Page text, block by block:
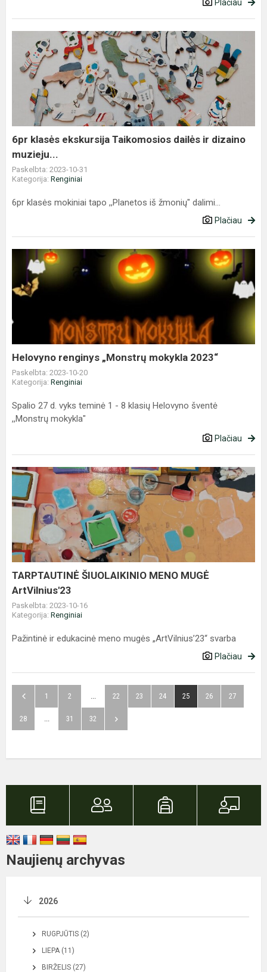
Plačiau
klasės
ekskursija
Taikomosios
dailės
dizaino
muzieju...
6pr klasės ekskursija Taikomosios dailės ir dizaino
muzieju...
Paskelbta: 2023-10-31
Kategorija: Renginiai
6pr klasės mokiniai tapo ,,Planetos iš žmonių" dalimi...
Plačiau
Helovyno
renginys
„Monstrų
mokykla
Helovyno renginys „Monstrų mokykla 2023“
Paskelbta: 2023-10-20
Kategorija: Renginiai
Spalio 27 d. vyks teminė 1 - 8 klasių Helovyno šventė
,,Monstrų mokykla"
Plačiau
TARPTAUTINĖ
ŠIUOLAIKINIO
MENO
MUGĖ
ArtVilnius'23
TARPTAUTINĖ ŠIUOLAIKINIO MENO MUGĖ
ArtVilnius'23
Paskelbta: 2023-10-16
Kategorija: Renginiai
Pažintinė ir edukacinė meno mugės „ArtVilnius’23“ svarba
Plačiau
1 2 ... 22 23 24 25 26 27
28 ... 31 32
Naujienų archyvas
2026
RUGPJŪTIS (2)
LIEPA (11)
BIRŽELIS (27)